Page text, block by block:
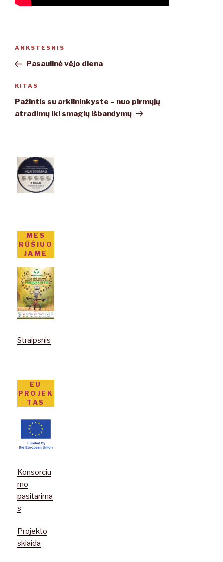
Navigacija
įrašų
Ankstesnis
įrašas
ANKSTESNIS
Pasaulinė vėjo diena
Kitas
įrašas
KITAS
Pažintis su arklininkyste – nuo pirmųjų
atradimų iki smagių išbandymų
MES
RŪŠIUO
JAME
Straipsnis
EU
PROJEK
TAS
Konsorciu
mo
pasitarima
s
Projekto
sklaida